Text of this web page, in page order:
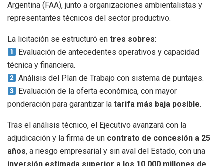
Argentina (FAA), junto a organizaciones ambientalistas y
representantes técnicos del sector productivo.
La licitación se estructuró en tres sobres:
Evaluación de antecedentes operativos y capacidad
técnica y financiera.
Análisis del Plan de Trabajo con sistema de puntajes.
Evaluación de la oferta económica, con mayor
ponderación para garantizar la tarifa más baja posible.
Tras el análisis técnico, el Ejecutivo avanzará con la
adjudicación y la firma de un contrato de concesión a 25
años, a riesgo empresarial y sin aval del Estado, con una